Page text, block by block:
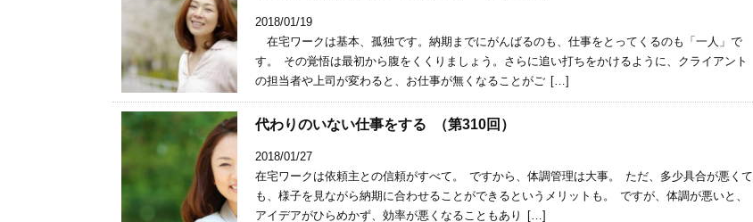
2018/01/19
在宅ワークは基本、孤独です。納期までにがんばるのも、仕事をとってくるのも「一人」で
す。 その覚悟は最初から腹をくくりましょう。さらに追い打ちをかけるように、クライアント
の担当者や上司が変わると、お仕事が無くなることがご […]
代わりのいない仕事をする （第310回）
2018/01/27
在宅ワークは依頼主との信頼がすべて。 ですから、体調管理は大事。 ただ、多少具合が悪くて
も、様子を見ながら納期に合わせることができるというメリットも。 ですが、体調が悪いと、
アイデアがひらめかず、効率が悪くなることもあり […]